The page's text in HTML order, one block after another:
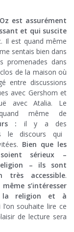
est assurément
et qui suscite
. Il est quand même
sentais bien dans
promenades dans
de la maison où
entre discussions
avec Gershom et
avec Atalia. Le
même de
: il y a des
le discours qui
Bien que les
sérieux –
– ils sont
accessible.
s’intéresser
religion et à
l’on souhaite lire ce
de lecture sera